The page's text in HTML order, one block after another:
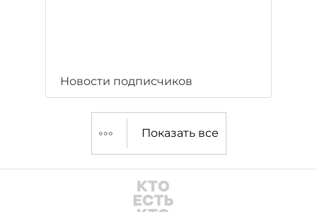
Новости подписчиков
Показать все